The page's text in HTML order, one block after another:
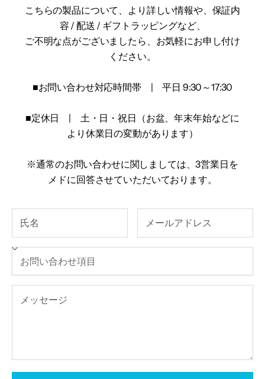
こちらの製品について、より詳しい情報や、保証内
容 / 配送 / ギフトラッピングなど、
ご不明な点がございましたら、お気軽にお申し付け
ください。
■お問い合わせ対応時間帯 | 平日 9:30～17:30
■定休日 | 土・日・祝日（お盆、年末年始などに
より休業日の変動があります）
※通常のお問い合わせに関しましては、3営業日を
メドに回答させていただいております。